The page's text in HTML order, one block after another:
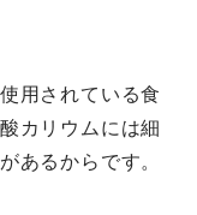
用されている食
カリウムには細
あるからです。